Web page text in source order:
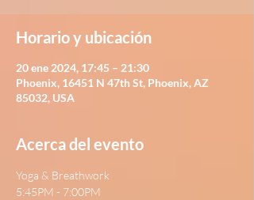
Horario y ubicación
20 ene 2024, 17:45 – 21:30
Phoenix, 16451 N 47th St, Phoenix, AZ
85032, USA
Acerca del evento
Yoga & Breathwork
5:45PM - 7:00PM